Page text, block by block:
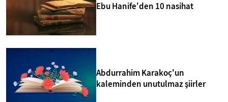
Ebu Hanife'den 10 nasihat
Abdurrahim Karakoç'un
kaleminden unutulmaz şiirler